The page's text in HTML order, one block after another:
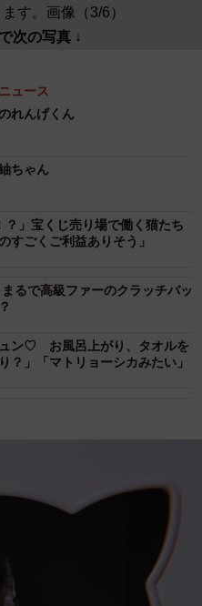
す。画像（3/6）
次の写真 ↓
ュース
れんげくん
ちゃん
？」宝くじ売り場で働く猫たち
ごくご利益ありそう」
るで高級ファーのクラッチバッ
ン♡ お風呂上がり、タオルを
？」「マトリョーシカみたい」